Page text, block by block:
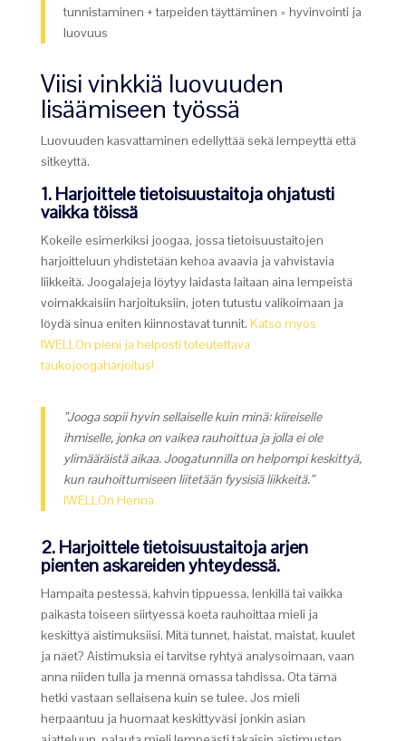
tunnistaminen + tarpeiden täyttäminen = hyvinvointi ja
luovuus
Viisi vinkkiä luovuuden
lisäämiseen työssä
Luovuuden kasvattaminen edellyttää sekä lempeyttä että
sitkeyttä.
1. Harjoittele tietoisuustaitoja ohjatusti
vaikka töissä
Kokeile esimerkiksi joogaa, jossa tietoisuustaitojen
harjoitteluun yhdistetään kehoa avaavia ja vahvistavia
liikkeitä. Joogalajeja löytyy laidasta laitaan aina lempeistä
voimakkaisiin harjoituksiin, joten tutustu valikoimaan ja
löydä sinua eniten kiinnostavat tunnit. Katso myös
IWELLOn pieni ja helposti toteutettava
taukojoogaharjoitus!
”Jooga sopii hyvin sellaiselle kuin minä: kiireiselle
ihmiselle, jonka on vaikea rauhoittua ja jolla ei ole
ylimääräistä aikaa. Joogatunnilla on helpompi keskittyä,
kun rauhoittumiseen liitetään fyysisiä liikkeitä.”
IWELLOn Henna
2. Harjoittele tietoisuustaitoja arjen
pienten askareiden yhteydessä.
Hampaita pestessä, kahvin tippuessa, lenkillä tai vaikka
paikasta toiseen siirtyessä koeta rauhoittaa mieli ja
keskittyä aistimuksiisi. Mitä tunnet, haistat, maistat, kuulet
ja näet? Aistimuksia ei tarvitse ryhtyä analysoimaan, vaan
anna niiden tulla ja mennä omassa tahdissa. Ota tämä
hetki vastaan sellaisena kuin se tulee. Jos mieli
herpaantuu ja huomaat keskittyväsi jonkin asian